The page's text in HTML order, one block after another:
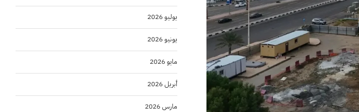
يوليو 2026
يونيو 2026
مايو 2026
أبريل 2026
مارس 2026